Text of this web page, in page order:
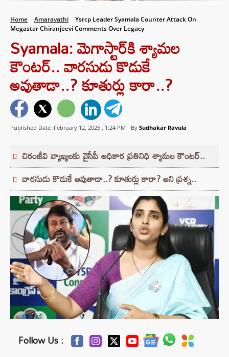
Home Amaravathi
Ysrcp Leader Syamala Counter Attack On
Megastar Chiranjeevi Comments Over Legacy
Syamala: మెగాస్టార్‌కి శ్యామల
కౌంటర్‌.. వారసుడు కొడుకే
అవుతాడా..? కూతుర్లు కారా..?
Published Date :February 12, 2025 , 1:24 PM By Sudhakar Ravula
చిరంజీవి వ్యాఖ్యలకు వైసీపీ అధికార ప్రతినిధి శ్యామల కౌంటర్..
వారసుడు కొడుకే అవుతాడా..? కూతుర్లు కారా? అని ప్రశ్న..
Follow Us :